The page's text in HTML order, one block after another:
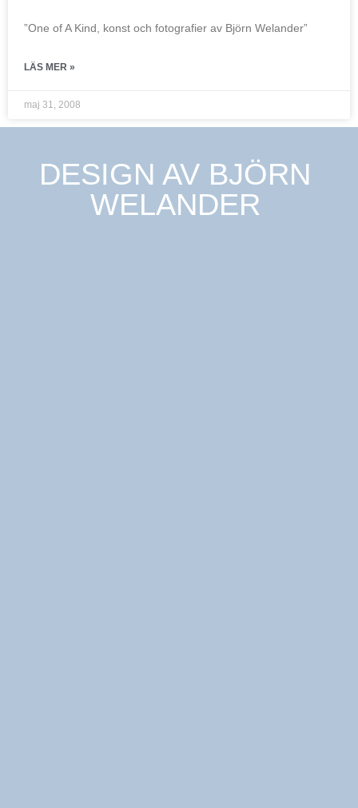
”One of A Kind, konst och fotografier av Björn Welander”
LÄS MER »
maj 31, 2008
DESIGN AV BJÖRN
WELANDER